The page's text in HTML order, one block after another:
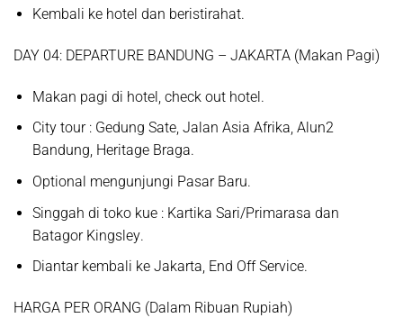
Kembali ke hotel dan beristirahat.
DAY 04: DEPARTURE BANDUNG – JAKARTA (Makan Pagi)
Makan pagi di hotel, check out hotel.
City tour :Gedung Sate, Jalan Asia Afrika, Alun2
Bandung, Heritage Braga.
Optional mengunjungi Pasar Baru.
Singgah di toko kue : Kartika Sari/Primarasa dan
Batagor Kingsley.
Diantar kembali ke Jakarta, End Off Service.
HARGA PER ORANG (Dalam Ribuan Rupiah)